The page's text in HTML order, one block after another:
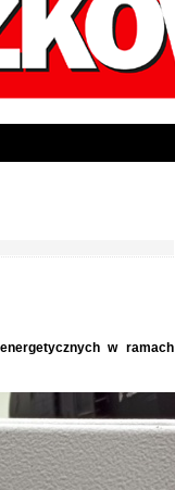
w ramach